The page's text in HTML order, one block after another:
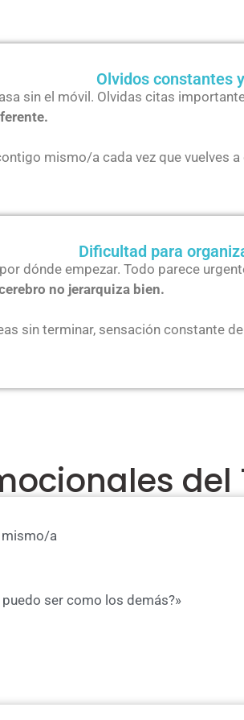
Olvidos constantes
sin el móvil. Olvidas citas
mismo/a cada vez que vuelves
Dificultad para
dónde empezar. Todo parece
no jerarquiza bien.
sin terminar, sensación constante
del
a
ser como los demás?»